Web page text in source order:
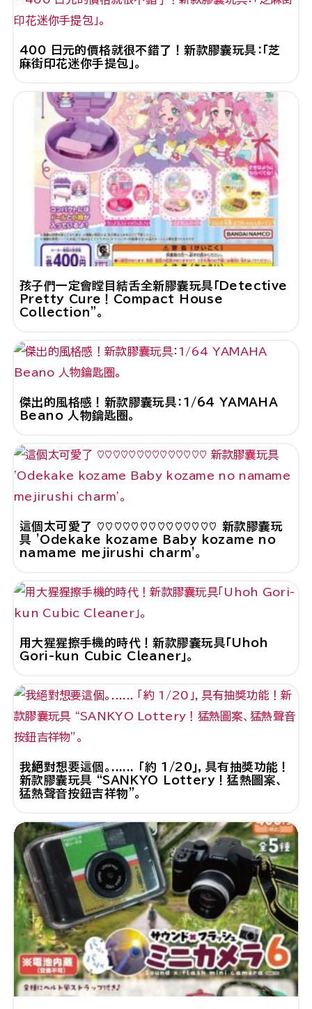
400 日元的價格就很不錯了！新款膠囊玩具：「芝
麻街印花迷你手提包」。
孩子們一定會瞠目結舌全新膠囊玩具「Detective
Pretty Cure！Compact House
Collection"。
傑出的風格感！新款膠囊玩具：1/64 YAMAHA
Beano 人物鑰匙圈。
這個太可愛了 ♡♡♡♡♡♡♡♡♡♡♡♡♡♡ 新款膠囊玩
具 'Odekake kozame Baby kozame no
namame mejirushi charm'。
用大猩猩擦手機的時代！新款膠囊玩具「Uhoh
Gori-kun Cubic Cleaner」。
我絕對想要這個。...... 「約 1/20」，具有抽獎功能！
新款膠囊玩具 “SANKYO Lottery！猛熱圖案、
猛熱聲音按鈕吉祥物”。